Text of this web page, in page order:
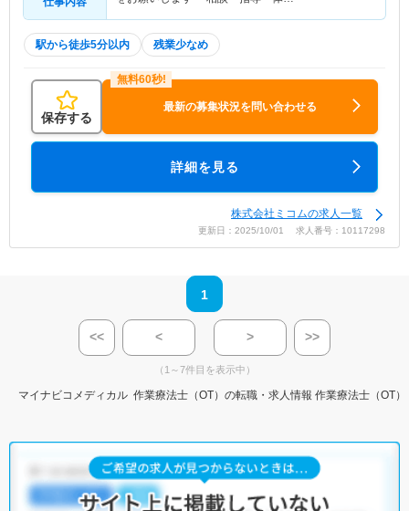
駅から徒歩5分以内 残業少なめ
保存する
最新の募集状況を問い合わせる
詳細を見る
株式会社ミコムの求人一覧
更新日：2025/10/01 求人番号：10117298
1
<< < > >>
（1～7件目を表示中）
マイナビコメディカル 作業療法士（OT）の転職・求人情報 作業療法士（OT